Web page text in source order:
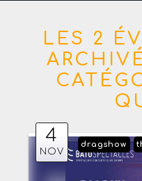
LES 2
4
NOV
dragshow